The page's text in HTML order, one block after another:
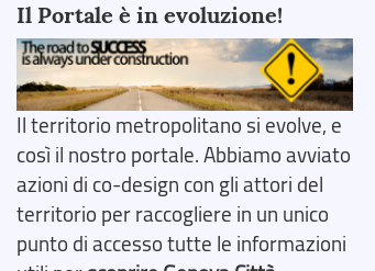
Il Portale è in evoluzione!
Il territorio metropolitano si evolve, e
così il nostro portale. Abbiamo avviato
azioni di co-design con gli attori del
territorio per raccogliere in un unico
punto di accesso tutte le informazioni